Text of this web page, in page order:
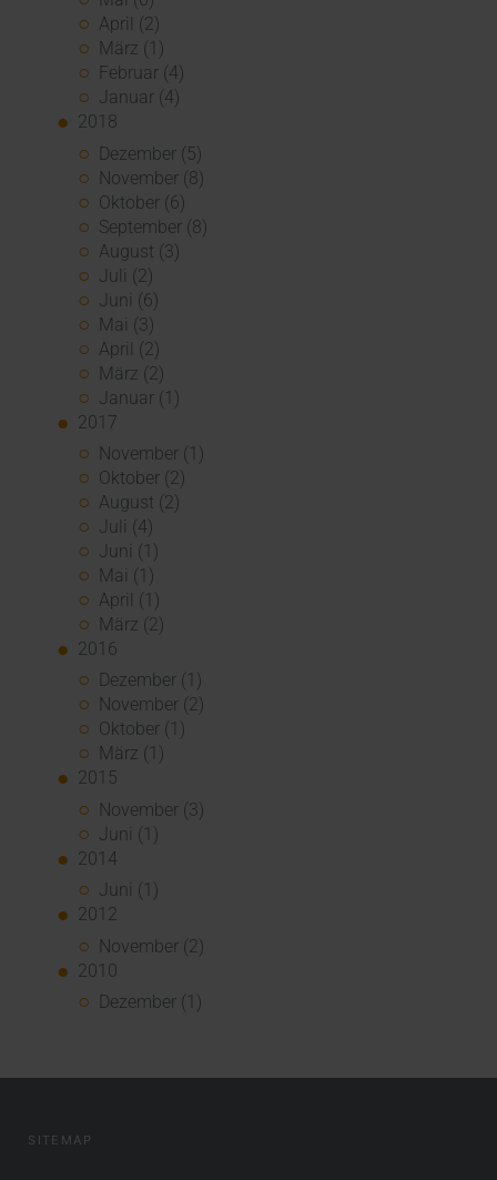
April (2)
März (1)
Februar (4)
Januar (4)
2018
Dezember (5)
November (8)
Oktober (6)
September (8)
August (3)
Juli (2)
Juni (6)
Mai (3)
April (2)
März (2)
Januar (1)
2017
November (1)
Oktober (2)
August (2)
Juli (4)
Juni (1)
Mai (1)
April (1)
März (2)
2016
Dezember (1)
November (2)
Oktober (1)
März (1)
2015
November (3)
Juni (1)
2014
Juni (1)
2012
November (2)
2010
Dezember (1)
SITEMAP